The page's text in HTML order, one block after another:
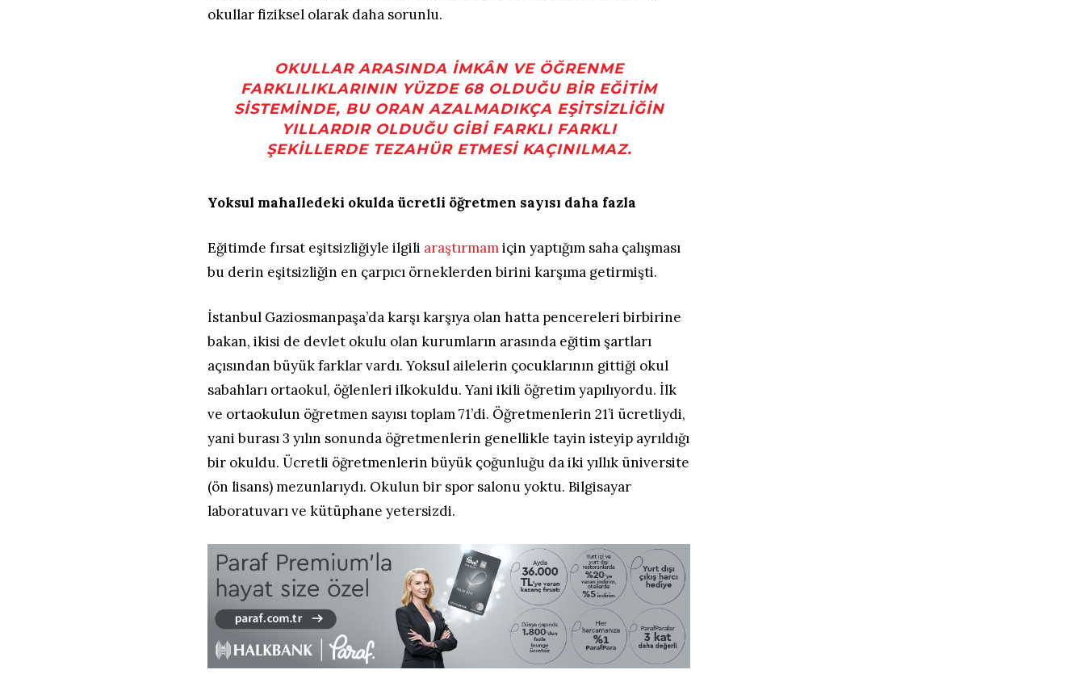
okullar fiziksel olarak daha sorunlu.
OKULLAR ARASINDA IMKÂN VE ÖĞRENME
FARKLILIKLARININ YÜZDE 68 OLDUĞU BIR EĞITIM
SISTEMINDE, BU ORAN AZALMADIKÇA EŞITSIZLIĞIN
YILLARDIR OLDUĞU GIBI FARKLI FARKLI
ŞEKILLERDE TEZAHÜR ETMESI KAÇINILMAZ.
Yoksul mahalledeki okulda ücretli öğretmen sayısı daha fazla
Eğitimde fırsat eşitsizliğiyle ilgili araştırmamiçin yaptığım saha çalışması
bu derin eşitsizliğin en çarpıcı örneklerden birini karşıma getirmişti.
İstanbul Gaziosmanpaşa’da karşı karşıya olan hatta pencereleri birbirine
bakan, ikisi de devlet okulu olan kurumların arasında eğitim şartları
açısından büyük farklar vardı. Yoksul ailelerin çocuklarının gittiği okul
sabahları ortaokul, öğlenleri ilkokuldu. Yani ikili öğretim yapılıyordu. İlk
ve ortaokulun öğretmen sayısı toplam 71’di. Öğretmenlerin 21’i ücretliydi,
yani burası 3 yılın sonunda öğretmenlerin genellikle tayin isteyip ayrıldığı
bir okuldu. Ücretli öğretmenlerin büyük çoğunluğu da iki yıllık üniversite
(ön lisans) mezunlarıydı. Okulun bir spor salonu yoktu. Bilgisayar
laboratuvarı ve kütüphane yetersizdi.